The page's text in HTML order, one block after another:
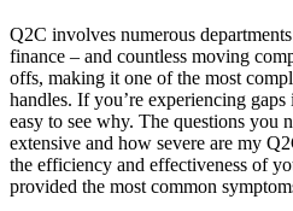
Q2C involves numerous
finance – and countless moving
offs, making it one of the most
handles. If you’re experiencing gaps
easy to see why. The questions you
extensive and how severe are my
the efficiency and effectiveness of
provided the most common